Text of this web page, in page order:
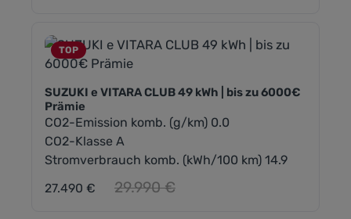
TOP
SUZUKI e VITARA CLUB 49 kWh | bis zu 6000€
Prämie
CO2-Emission komb. (g/km) 0.0
CO2-Klasse A
Stromverbrauch komb. (kWh/100 km) 14.9
Regulärer Preis:
27.490 € 29.990 €